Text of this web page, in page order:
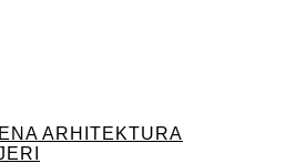
ARHITEKTURA